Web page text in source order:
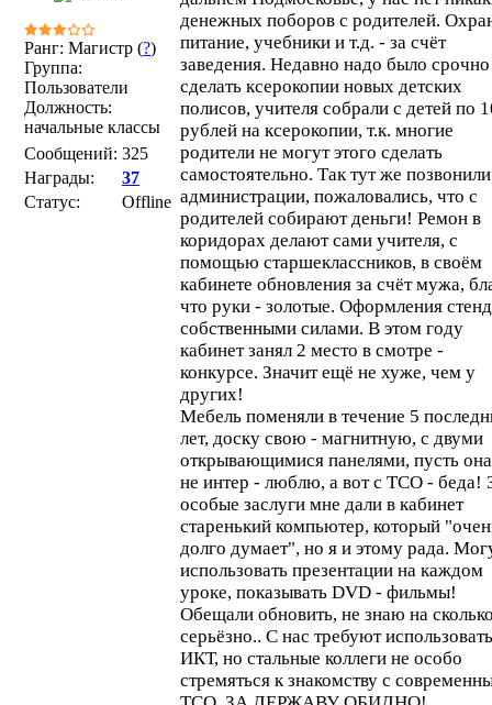
Ранг: Магистр (?)
Группа:
Пользователи
Должность:
начальные классы
Сообщений: 325
Награды:
37
Статус:
Offline
денежных поборов с родителей.
питание, учебники и т.д. - за счёт
заведения. Недавно надо было срочно
сделать ксерокопии новых детских
полисов, учителя собрали с детей по
рублей на ксерокопии, т.к. многие
родители не могут этого сделать
самостоятельно. Так тут же позвонили
администрации, пожаловались, что с
родителей собирают деньги! Ремон в
коридорах делают сами учителя, с
помощью старшеклассников, в своём
кабинете обновления за счёт мужа,
что руки - золотые. Оформления
собственными силами. В этом году
кабинет занял 2 место в смотре -
конкурсе. Значит ещё не хуже, чем у
других!
Мебель поменяли в течение 5
лет, доску свою - магнитную, с двуми
открывающимися панелями, пусть
не интер - люблю, а вот с ТСО - беда!
особые заслуги мне дали в кабинет
старенький компьютер, который
долго думает", но я и этому рада.
использовать презентации на каждом
уроке, показывать DVD - фильмы!
Обещали обновить, не знаю на
серьёзно.. С нас требуют использовать
ИКТ, но стальные коллеги не особо
стремяться к знакомству с